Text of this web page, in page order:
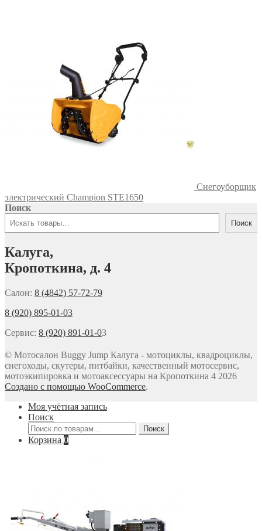
Снегоуборщик
электрический Champion STE1650
Поиск
Поиск
Калуга,
Кропоткина, д. 4
Салон: 8 (4842) 57-72-79
8 (920) 895-01-03
Сервис: 8 (920) 891-01-03
© Мотосалон Buggy Jump Калуга - мотоциклы, квадроциклы,
снегоходы, скутеры, питбайки, качественный мотосервис,
мотоэкипировка и мотоаксессуары на Кропоткина 4 2026
Создано с помощью WooCommerce.
Моя учётная запись
Поиск
Искать:
Поиск
Корзина 0